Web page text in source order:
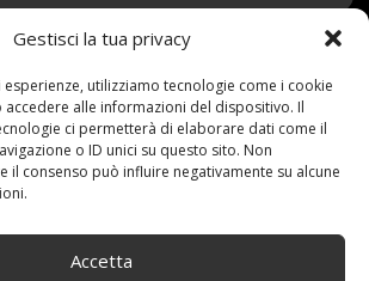
Gestisci la tua privacy
utilizziamo tecnologie come i cookie
alle informazioni del dispositivo. Il
ci permetterà di elaborare dati come il
o ID unici su questo sito. Non
il consenso può influire negativamente su alcune
Accetta
redazione Tag: 101V,
,Integrali,Lucido,Nero, R17
Categories: Shop